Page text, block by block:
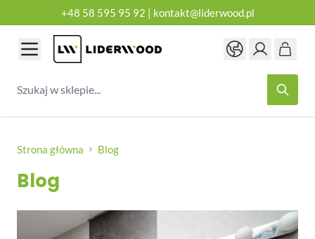
+48 58 595 95 92 | kontakt@liderwood.pl
Przejdź do treści
Strona główna Blog
Blog